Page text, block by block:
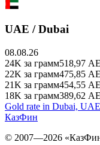
UAE / Dubai
08.08.26
24K за грамм518,97
22K за грамм475,85
21K за грамм454,55
18K за грамм389,62
Gold rate in Dubai,
КазФин
© 2007—2026